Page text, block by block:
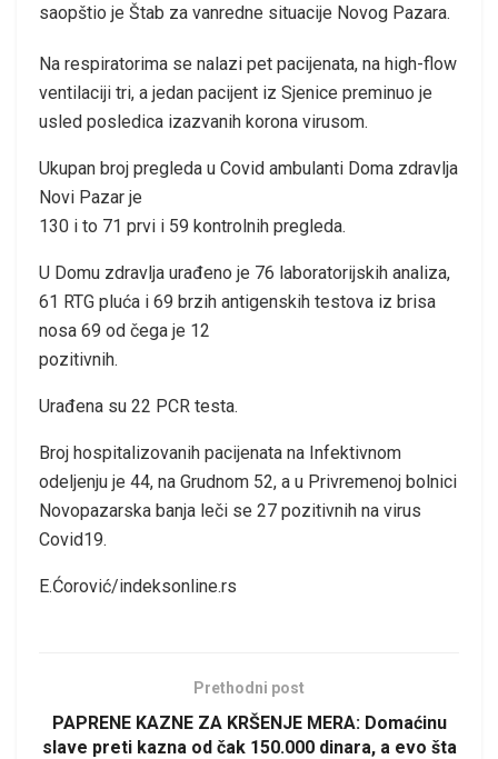
saopštio je Štab za vanredne situacije Novog Pazara.
Na respiratorima se nalazi pet pacijenata, na high-flow
ventilaciji tri, a jedan pacijent iz Sjenice preminuo je
usled posledica izazvanih korona virusom.
Ukupan broj pregleda u Covid ambulanti Doma zdravlja
Novi Pazar je
130 i to 71 prvi i 59 kontrolnih pregleda.
U Domu zdravlja urađeno je 76 laboratorijskih analiza,
61 RTG pluća i 69 brzih antigenskih testova iz brisa
nosa 69 od čega je 12
pozitivnih.
Urađena su 22 PCR testa.
Broj hospitalizovanih pacijenata na Infektivnom
odeljenju je 44, na Grudnom 52, a u Privremenoj bolnici
Novopazarska banja leči se 27 pozitivnih na virus
Covid19.
E.Ćorović/indeksonline.rs
Prethodni post
PAPRENE KAZNE ZA KRŠENJE MERA: Domaćinu
slave preti kazna od čak 150.000 dinara, a evo šta